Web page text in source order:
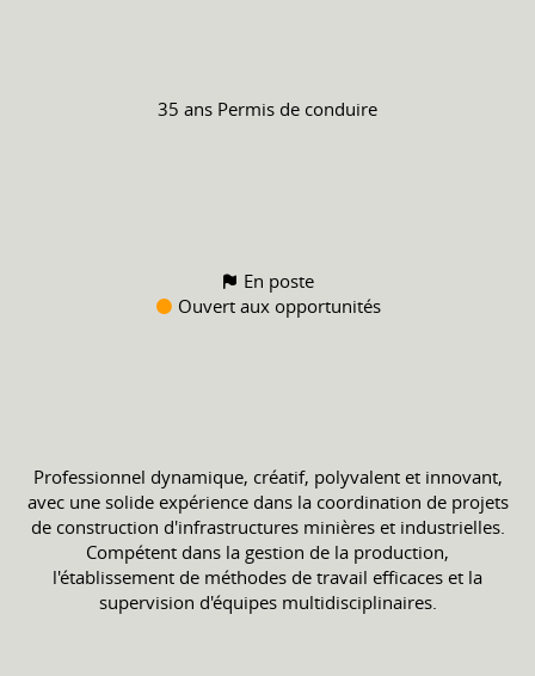
35 ans Permis de conduire
En poste
Ouvert aux opportunités
Professionnel dynamique, créatif, polyvalent et innovant,
avec une solide expérience dans la coordination de projets
de construction d'infrastructures minières et industrielles.
Compétent dans la gestion de la production,
l'établissement de méthodes de travail efficaces et la
supervision d'équipes multidisciplinaires.